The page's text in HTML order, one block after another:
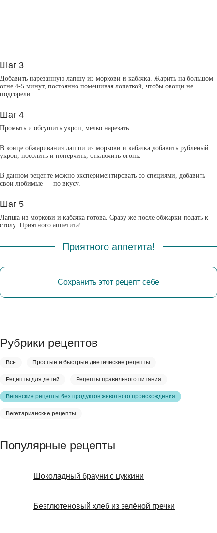
Шаг 3
Добавить нарезанную лапшу из моркови и кабачка. Жарить на большом
огне 4-5 минут, постоянно помешивая лопаткой, чтобы овощи не
подгорели.
Шаг 4
Промыть и обсушить укроп, мелко нарезать.
В конце обжаривания лапши из моркови и кабачка добавить рубленый
укроп, посолить и поперчить, отключить огонь.
В данном рецепте можно экспериментировать со специями, добавить
свои любимые — по вкусу.
Шаг 5
Лапша из моркови и кабачка готова. Сразу же после обжарки подать к
столу. Приятного аппетита!
Приятного аппетита!
Сохранить этот рецепт себе
Рубрики рецептов
Все Простые и быстрые диетические рецепты
Рецепты для детей Рецепты правильного питания
Веганские рецепты без продуктов животного происхождения
Вегетарианские рецепты
Популярные рецепты
Шоколадный брауни с цуккини
Безглютеновый хлеб из зелёной гречки